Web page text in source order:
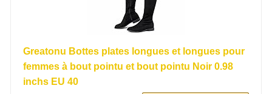
Greatonu Bottes plates longues et longues pour
femmes à bout pointu et bout pointu Noir 0.98
inchs EU 40